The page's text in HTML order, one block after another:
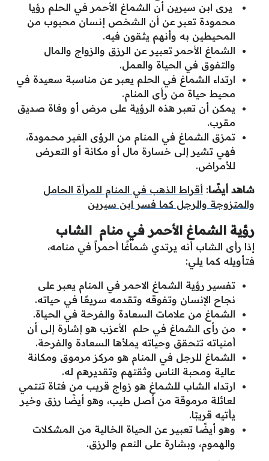
يرى ابن سيرين أن الشماغ الأحمر في الحلم رؤيا
محمودة تعبر عن أن الشخص إنسان محبوب من
المحيطين به وأنهم يثقون فيه.
الشماغ الأحمر تعبير عن الرزق والزواج والمال
والتفوق في الحياة والعمل.
ارتداء الشماغ في الحلم يعبر عن مناسبة سعيدة في
محيط حياة من رأى المنام.
يمكن أن تعبر هذه الرؤية على مرض أو وفاة صديق
مقرب.
تمزق الشماغ في المنام من الرؤى الغير محمودة،
فهي تشير إلى خسارة مال أو مكانة أو التعرض
للأمراض.
شاهد أيضًا: أقراط الذهب في المنام للمرأة الحامل
والمتزوجة والرجل كما فسر ابن سيرين
رؤية الشماغ الأحمر في منام الشاب
إذا رأى الشاب أنه يرتدي شماغًا أحمراً في منامه،
فتأويله كما يلي:
تفسير رؤية الشماغ الاحمر في المنام يعبر على
نجاح الإنسان وتفوقه وتقدمه سريعًا في حياته.
الشماغ من علامات السعادة والفرحة في الحياة.
من رأى الشماغ في حلم الأعزب هو إشارة إلى أن
أمنياته تتحقق وحياته يملأها السعادة والفرحة.
الشماغ للرجل في المنام هو مركز مرموق ومكانة
عالية ومحبة الناس وثقتهم وتقديرهم له.
ارتداء الشاب للشماغ هو زواج قريب من فتاة تنتمي
لعائلة مرموقة من أصل طيب، وهو أيضًا رزق وخير
يأتيه قريبًا.
وهو أيضًا تعبير عن الحياة الخالية من المشكلات
والهموم، وبشارة على النعم والرزق.